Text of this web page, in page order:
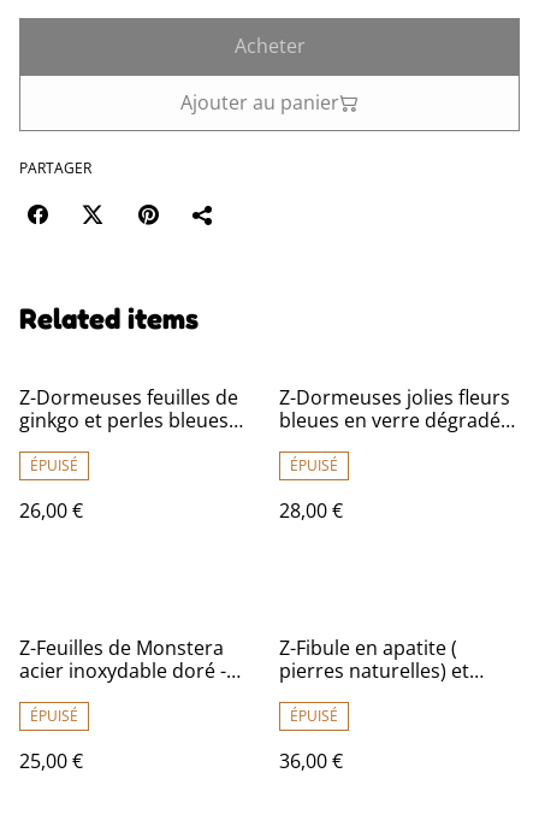
Acheter
Ajouter au panier
PARTAGER
Related items
Z-Dormeuses feuilles de
ginkgo et perles bleues
inoxydable doré -sans
nickel, pièce unique
ÉPUISÉ
26,00 €
Z-Dormeuses jolies fleurs
bleues en verre dégradé
doré, pièce unique -sans
nickel
ÉPUISÉ
28,00 €
Z-Feuilles de Monstera
acier inoxydable doré -
ÉPUISÉ
25,00 €
Z-Fibule en apatite (
pierres naturelles) et
bronze, pièce unique
ÉPUISÉ
36,00 €